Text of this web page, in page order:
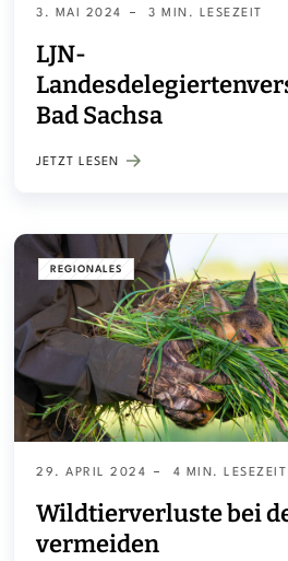
3. MAI 2024 3 MIN. LESEZEIT
LJN-
Bad Sachsa
JETZT LESEN
REGIONALES
29. APRIL 2024 4 MIN. LESEZEIT
Wildtierverluste bei
vermeiden